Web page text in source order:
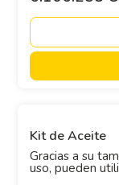
Kit de Aceite
Gracias a su
uso, pueden